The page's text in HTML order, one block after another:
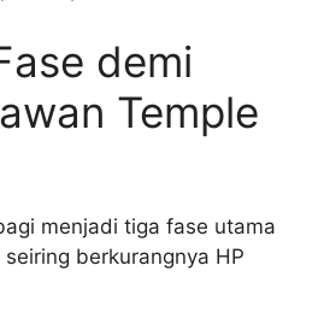
demi
Temple
menjadi tiga fase utama
berkurangnya HP